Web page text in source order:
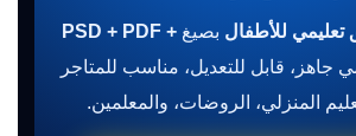
بصيغ PSD + PDF +
جاهز، قابل للتعديل، مناسب للمتاجر
المنزلي، الروضات، والمعلمين.